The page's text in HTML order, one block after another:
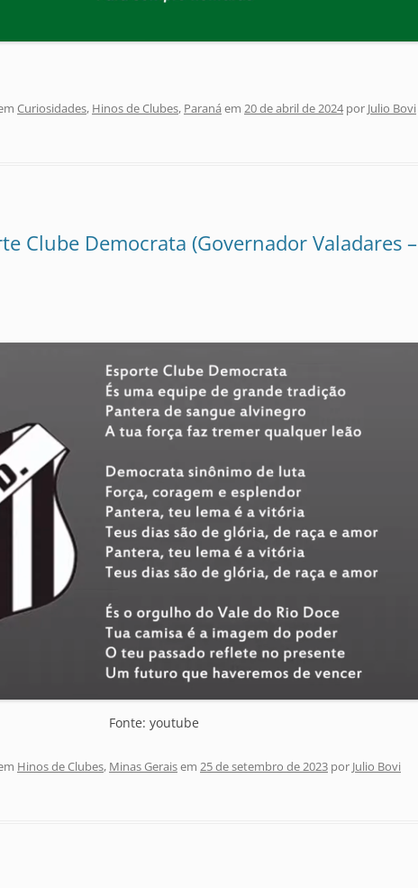
Curiosidades, Hinos de Clubes, Paraná em 20 de abril de 2024por Julio Bovi
Clube Democrata (Governador Valadares –
Fonte: youtube
Hinos de Clubes, Minas Geraisem 25 de setembro de 2023 por Julio Bovi